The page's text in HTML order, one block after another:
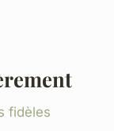
fidèles